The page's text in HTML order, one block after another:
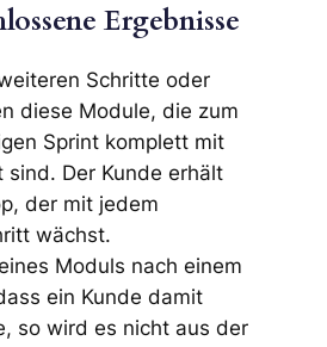
Ergebnisse
Schritte oder
diese Module, die zum
Sprint komplett mit
sind. Der Kunde erhält
der mit jedem
wächst.
Moduls nach einem
ein Kunde damit
so wird es nicht aus der